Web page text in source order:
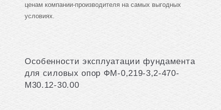
ценам компании-производителя на самых выгодных
условиях.
Особенности эксплуатации фундамента
для силовых опор ФМ-0,219-3,2-470-
М30.12-30.00